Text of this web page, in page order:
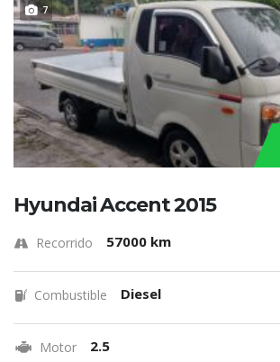
7
Hyundai Accent 2015
Recorrido 57000 km
Combustible Diesel
Motor 2.5